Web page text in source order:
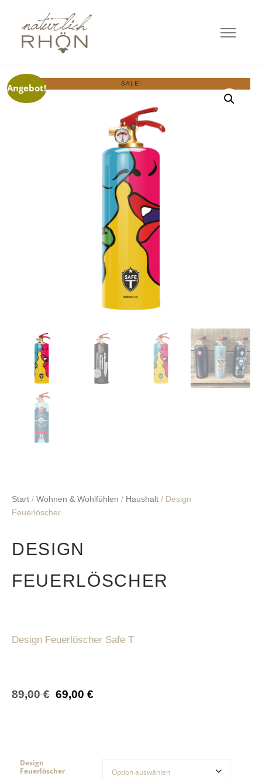
Angebot! SALE!
Start / Wohnen & Wohlfühlen / Haushalt / Design
Feuerlöscher
DESIGN
FEUERLÖSCHER
Design Feuerlöscher Safe T
89,00€ 69,00 €
Design
Feuerlöscher